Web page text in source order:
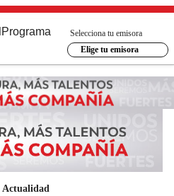
Programa
Selecciona tu emisora
Elige tu emisora
Actualidad